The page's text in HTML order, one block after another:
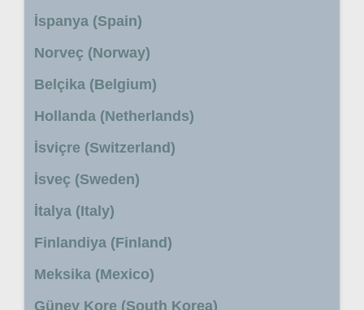
İspanya (Spain)
Norveç (Norway)
Belçika (Belgium)
Hollanda (Netherlands)
İsviçre (Switzerland)
İsveç (Sweden)
İtalya (Italy)
Finlandiya (Finland)
Meksika (Mexico)
Güney Kore (South Korea)